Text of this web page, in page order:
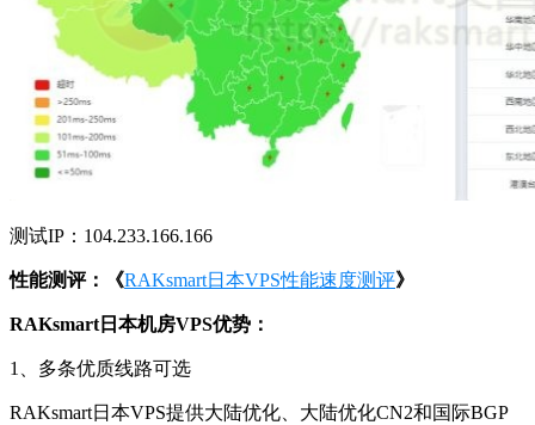
测试IP：104.233.166.166
性能测评：《RAKsmart日本VPS性能速度测评》
RAKsmart日本机房VPS优势：
1、多条优质线路可选
RAKsmart日本VPS提供大陆优化、大陆优化CN2和国际BGP